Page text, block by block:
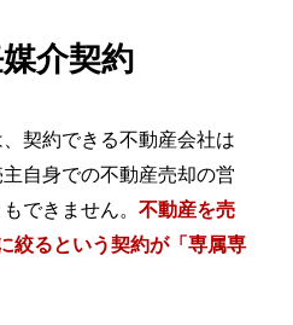
介契約
契約できる不動産会社は
自身での不動産売却の営
できません。不動産を売
絞るという契約が「専属専